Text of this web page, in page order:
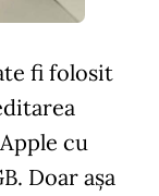
fi folosit
cu
Doar așa